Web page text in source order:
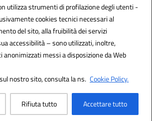
utilizza strumenti di profilazione degli utenti -
cookies tecnici necessari al
del sito, alla fruibilità dei servizi
accessibilità – sono utilizzati, inoltre,
messi a disposizione da Web
nostro sito, consulta la ns. Cookie Policy.
Rifiuta tutto Accettare tutto
CEIC818008
Amministrazioni (IPA): istsc_ceic818008
(CUF): UF0QMA
& Powered by 3D Solution S.r.l.
& Design by Designers Italia